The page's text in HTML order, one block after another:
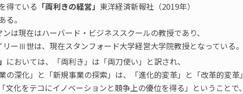
得ている 「両利きの経営」 東洋経済新報社（2019年）
る。
は現在はハーバード・ビジネススクールの教授であり、
Ⅲ世は、現在スタンフォード大学経営大学院教授となっている。
においては、「両利き」は「両刀使い」と訳され、
の深化」と「新規事業の探索」は、「進化的変革」と「改革的変革」
文化をテコにイノベーションと競争上の優位を得る」ということで、